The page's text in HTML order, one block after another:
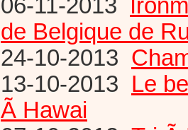
06-11-2013
de Belgique de
24-10-2013
13-10-2013 Le
Ã Hawai